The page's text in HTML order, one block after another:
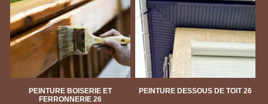
PEINTURE BOISERIE ET
FERRONNERIE 26
PEINTURE DESSOUS DE TOIT 26